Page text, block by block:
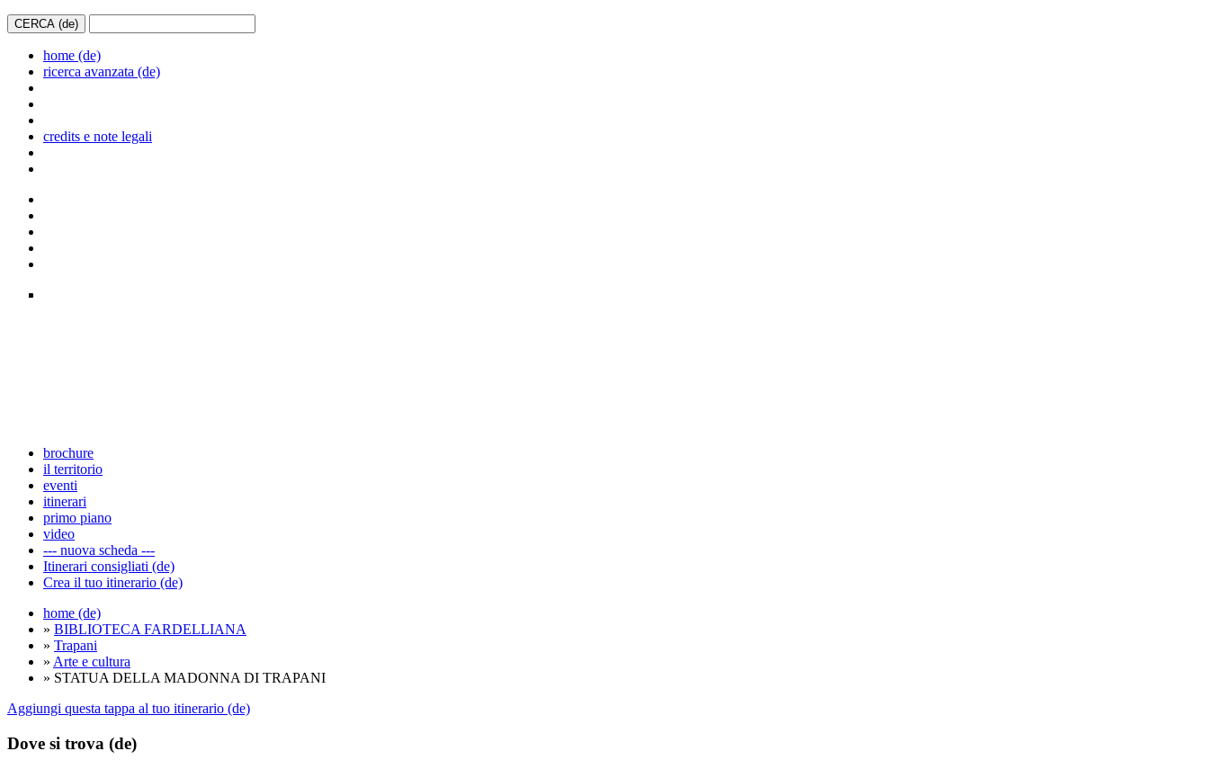
home (de)
ricerca avanzata (de)
credits e note legali
brochure
il territorio
eventi
itinerari
primo piano
video
--- nuova scheda ---
Itinerari consigliati (de)
Crea il tuo itinerario (de)
home (de)
» BIBLIOTECA FARDELLIANA
» Trapani
» Arte e cultura
» STATUA DELLA MADONNA DI TRAPANI
Aggiungi questa tappa al tuo itinerario (de)
Dove si trova (de)